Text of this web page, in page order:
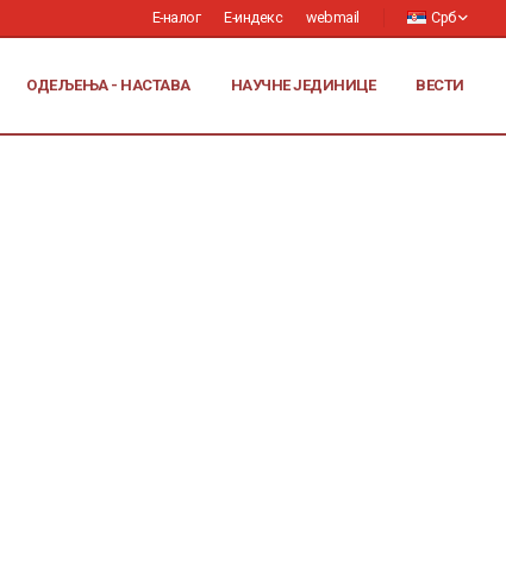
Е-налог Е-индекс webmail Срб
ОДЕЉЕЊА - НАСТАВА НАУЧНЕ ЈЕДИНИЦЕ ВЕСТИ